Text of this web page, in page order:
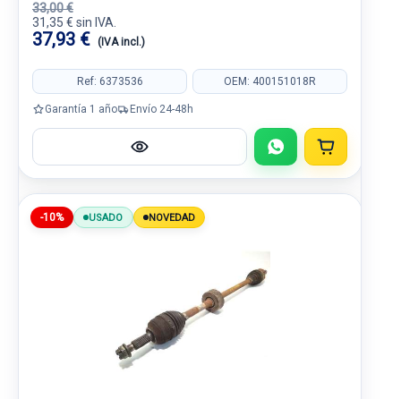
33,00 €
31,35 € sin IVA.
37,93 € (IVA incl.)
Ref: 6373536 OEM: 400151018R
Garantía 1 año Envío 24-48h
-10% USADO NOVEDAD